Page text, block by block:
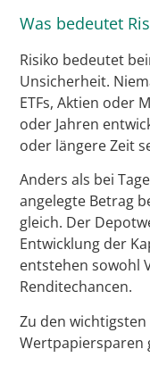
Was bedeutet
Risiko bedeutet
Unsicherheit.
ETFs, Aktien oder
oder Jahren
oder längere Zeit
Anders als bei
angelegte Betrag
gleich. Der
Entwicklung der
entstehen sowohl
Renditechancen.
Zu den
Wertpapiersparen